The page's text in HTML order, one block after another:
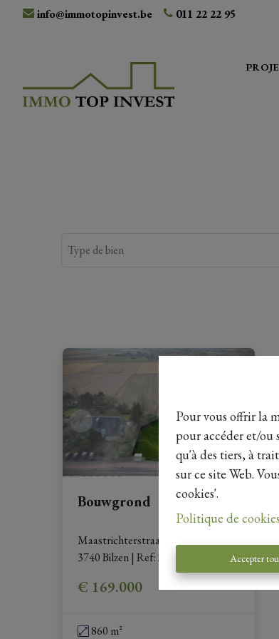
Pour vous offrir la
pour accéder et/ou
qu'à des tiers, à
sur ce site Web.
cookies'.
Politique de cookies
Accepter
info@immotopinvest.be 011 22 22 95
Bouwgrond
Maastrichterstraat Lot 2A+2B,
3740 Bilzen | Ref: 22418
€ 169.000
860 m²